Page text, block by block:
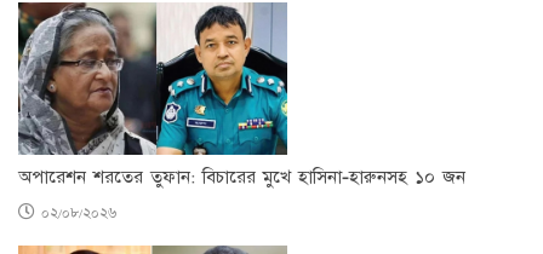
অপারেশন শরতের তুফান: বিচারের মুখে হাসিনা-হারুনসহ ১০ জন
০২/০৮/২০২৬